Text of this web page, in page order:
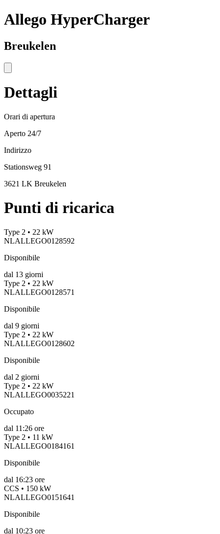
Allego HyperCharger
Breukelen
Dettagli
Orari di apertura
Aperto 24/7
Indirizzo
Stationsweg 91
3621 LK Breukelen
Punti di ricarica
Type 2 • 22 kW
NLALLEGO0128592
Disponibile
dal 13 giorni
Type 2 • 22 kW
NLALLEGO0128571
Disponibile
dal 9 giorni
Type 2 • 22 kW
NLALLEGO0128602
Disponibile
dal 2 giorni
Type 2 • 22 kW
NLALLEGO0035221
Occupato
dal 11:26 ore
Type 2 • 11 kW
NLALLEGO0184161
Disponibile
dal 16:23 ore
CCS • 150 kW
NLALLEGO0151641
Disponibile
dal 10:23 ore